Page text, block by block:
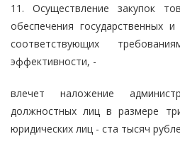
11. Осуществление закупок
обеспечения государственных
соответствующих
эффективности, -
влечет наложение
должностных лиц в размере
юридических лиц - ста тысяч